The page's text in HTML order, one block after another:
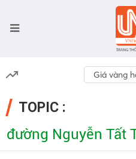
Giá vàng
TOPIC :
đường Nguyễn Tất